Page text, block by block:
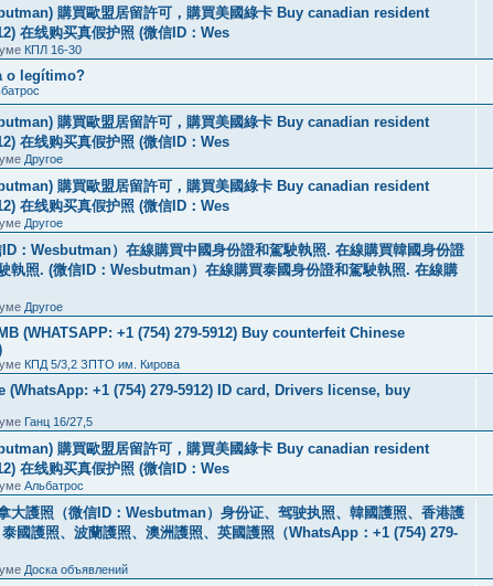
購買歐盟居留許可，購買美國綠卡 Buy canadian resident
在线购买真假护照 (微信ID：Wes
КПЛ 16-30
o legítimo?
購買歐盟居留許可，購買美國綠卡 Buy canadian resident
在线购买真假护照 (微信ID：Wes
Другое
購買歐盟居留許可，購買美國綠卡 Buy canadian resident
在线购买真假护照 (微信ID：Wes
Другое
：Wesbutman）在線購買中國身份證和駕駛執照. 在線購買韓國身份證
執照. (微信ID：Wesbutman）在線購買泰國身份證和駕駛執照. 在線購
Другое
(WHATSAPP: +1 (754) 279-5912) Buy counterfeit Chinese
КПД 5/3,2 ЗПТО им. Кирова
+1 (754) 279-5912) ID card, Drivers license, buy
Ганц 16/27,5
購買歐盟居留許可，購買美國綠卡 Buy canadian resident
在线购买真假护照 (微信ID：Wes
Альбатрос
大護照（微信ID：Wesbutman）身份证、驾驶执照、韓國護照、香港護
國護照、波蘭護照、澳洲護照、英國護照（WhatsApp：+1 (754) 279-
Доска объявлений